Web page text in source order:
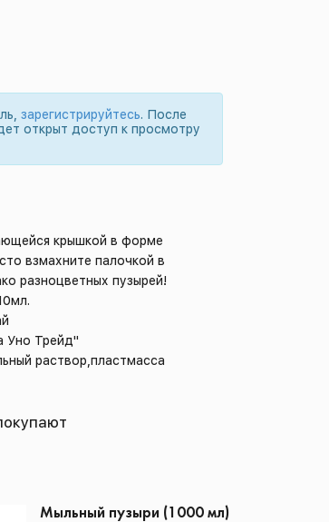
зарегистрируйтесь. После
открыт доступ к просмотру
крышкой в форме
взмахните палочкой в
разноцветных пузырей!
Уно Трейд"
раствор,пластмасса
Мыльный пузыри (1000 мл)